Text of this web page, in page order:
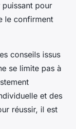
puissant pour
le confirment
conseils issus
se limite pas à
et des
réussir, il est